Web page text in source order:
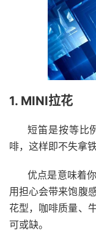
1. MINI拉花
短笛是按等比
啡，这样即不失拿铁
优点是意味着
用担心会带来饱腹
花型，咖啡质量、
可或缺。